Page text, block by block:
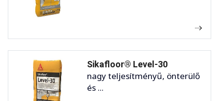
Sikafloor® Level-30
nagy teljesítményű, önterülő
és ...